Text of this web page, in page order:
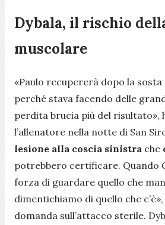
Dybala, il rischio
muscolare
«Paulo recupererà dopo la sosta
perché stava facendo delle
perdita brucia più del risultato»,
l’allenatore nella notte di San
lesione alla coscia sinistra che
potrebbero certificare. Quando
forza di guardare quello che
dimentichiamo di quello che c’è»
domanda sull’attacco sterile.